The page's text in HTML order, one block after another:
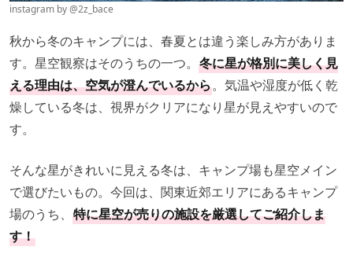
instagram by@2z_bace
秋から冬のキャンプには、春夏とは違う楽しみ方がありま
す。星空観察はそのうちの一つ。 冬に星が格別に美しく見
える理由は、空気が澄んでいるから。気温や湿度が低く乾
燥している冬は、視界がクリアになり星が見えやすいので
す。
そんな星がきれいに見える冬は、キャンプ場も星空メイン
で選びたいもの。今回は、関東近郊エリアにあるキャンプ
場のうち、 特に星空が売りの施設を厳選してご紹介しま
す！